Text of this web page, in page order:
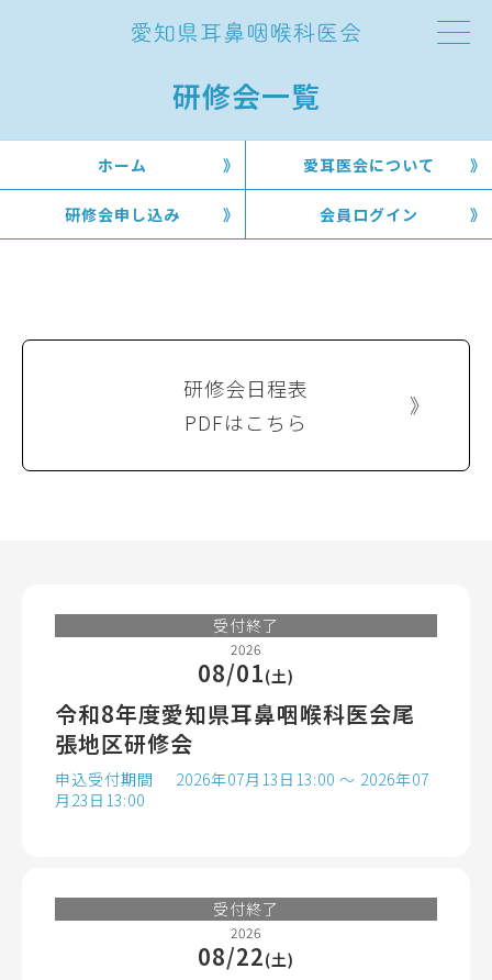
研修会一覧
ホーム 愛耳医会について
研修会申し込み 会員ログイン
研修会日程表
PDFはこちら
受付終了
2026
08/01(土)
令和8年度愛知県耳鼻咽喉科医会尾
張地区研修会
申込受付期間
2026年07月13日13:00 ～ 2026年07
月23日13:00
受付終了
2026
08/22(土)